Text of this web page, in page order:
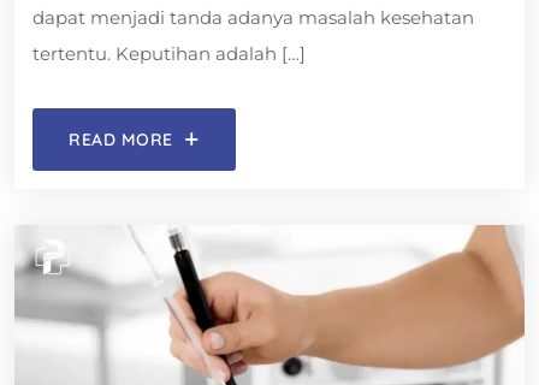
dapat menjadi tanda adanya masalah kesehatan
tertentu. Keputihan adalah […]
READ MORE